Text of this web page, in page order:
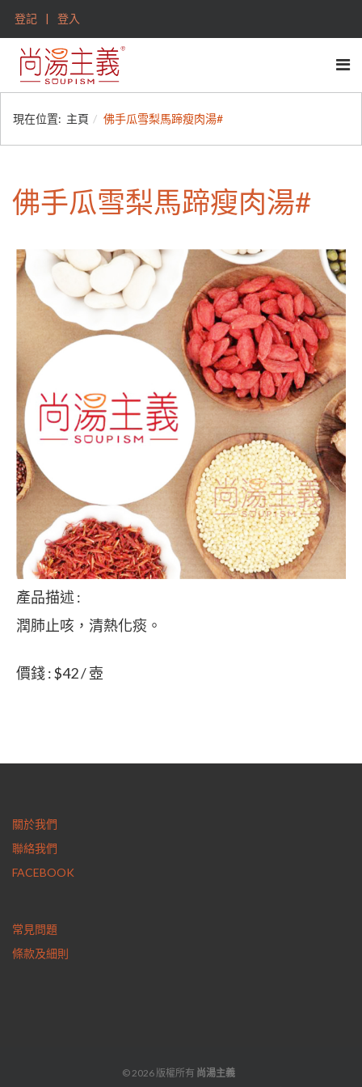
登記 登入
現在位置: 主頁 佛手瓜雪梨馬蹄瘦肉湯#
佛手瓜雪梨馬蹄瘦肉湯#
產品描述 :
潤肺止咳，清熱化痰。
價錢 : $42 / 壺
關於我們
聯絡我們
FACEBOOK
常見問題
條款及細則
© 2026 版權所有 尚湯主義